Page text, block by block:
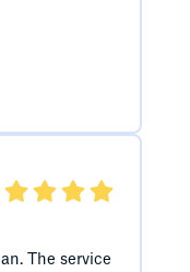
The service